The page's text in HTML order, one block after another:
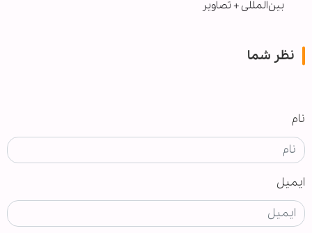
بین‌المللی + تصاویر
نظر شما
نام
ایمیل